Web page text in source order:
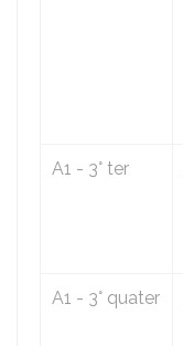
A1 - 3° ter
A1 - 3° quater